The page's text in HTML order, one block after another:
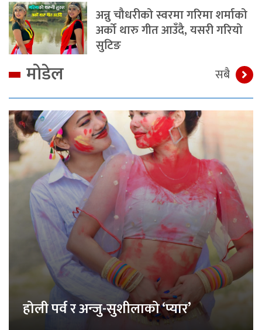
अन्नु चौधरीको स्वरमा गरिमा शर्माको
अर्को थारु गीत आउँदै, यसरी गरियो
सुटिङ
मोडेल सबै
होली पर्व र अन्जु-सुशीलाको ‘प्यार’